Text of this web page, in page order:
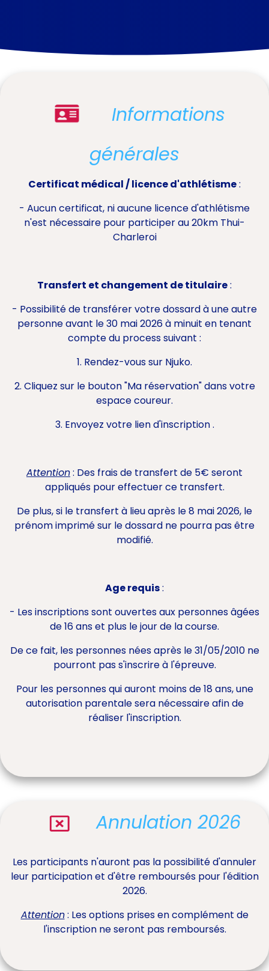
Informations
générales
Certificat médical / licence d'athlétisme:
- Aucun certificat, ni aucune licence d'athlétisme
n'est nécessaire pour participer au 20km Thui-
Charleroi
Transfert et changement de titulaire:
- Possibilité de transférer votre dossard à une autre
personne avant le 30 mai 2026 à minuit en tenant
compte du process suivant :
1. Rendez-vous sur Njuko.
2. Cliquez sur le bouton "Ma réservation" dans votre
espace coureur.
3. Envoyez votre lien d'inscription .
Attention: Des frais de transfert de 5€ seront
appliqués pour effectuer ce transfert.
De plus, si le transfert à lieu après le 8 mai 2026, le
prénom imprimé sur le dossard ne pourra pas être
modifié.
Age requis:
- Les inscriptions sont ouvertes aux personnes âgées
de 16 ans et plus le jour de la course.
De ce fait, les personnes nées après le 31/05/2010 ne
pourront pas s'inscrire à l'épreuve.
Pour les personnes qui auront moins de 18 ans, une
autorisation parentale sera nécessaire afin de
réaliser l'inscription.
Annulation 2026
Les participants n'auront pas la possibilité d'annuler
leur participation et d'être remboursés pour l'édition
2026.
Attention: Les options prises en complément de
l'inscription ne seront pas remboursés.